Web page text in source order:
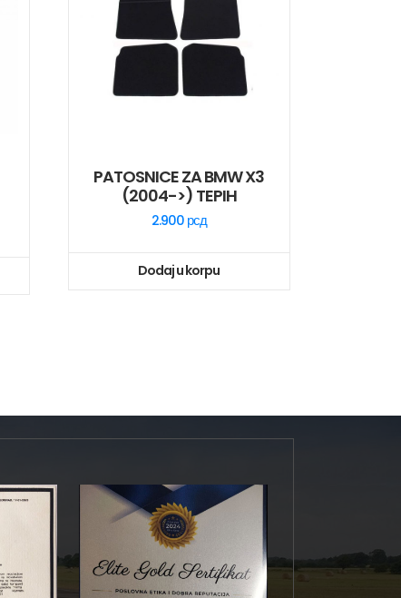
PATOSNICE ZA BMW X3
(2004->) TEPIH
2.900 рсд
Dodaj u korpu